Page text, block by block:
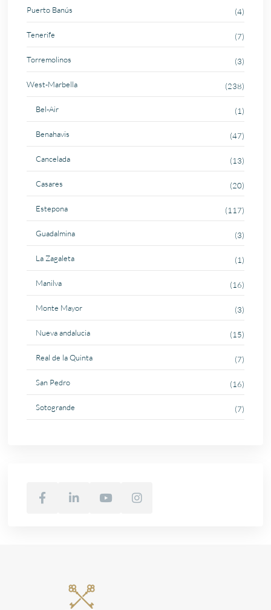
Puerto Banús (4)
Tenerife (7)
Torremolinos (3)
West-Marbella (238)
Bel-Air (1)
Benahavis (47)
Cancelada (13)
Casares (20)
Estepona (117)
Guadalmina (3)
La Zagaleta (1)
Manilva (16)
Monte Mayor (3)
Nueva andalucia (15)
Real de la Quinta (7)
San Pedro (16)
Sotogrande (7)